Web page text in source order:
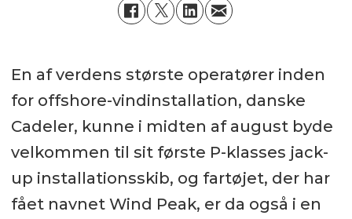
En af verdens største operatører inden
for offshore-vindinstallation, danske
Cadeler, kunne i midten af august byde
velkommen til sit første P-klasses jack-
up installationsskib, og fartøjet, der har
fået navnet Wind Peak, er da også i en